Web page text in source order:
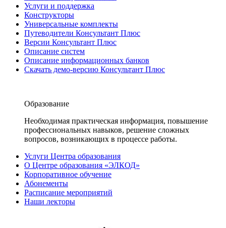
Услуги и поддержка
Конструкторы
Универсальные комплекты
Путеводители Консультант Плюс
Версии Консультант Плюс
Описание систем
Описание информационных банков
Скачать демо-версию Консультант Плюс
Образование
Необходимая практическая информация, повышение
профессиональных навыков, решение сложных
вопросов, возникающих в процессе работы.
Услуги Центра образования
О Центре образования «ЭЛКОД»
Корпоративное обучение
Абонементы
Расписание мероприятий
Наши лекторы